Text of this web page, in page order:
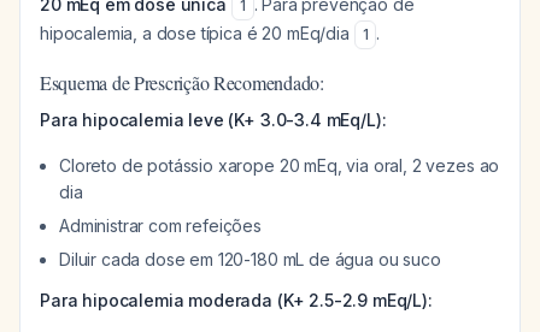
20 mEq em dose única
1 . Para prevenção de
hipocalemia, a dose típica é 20 mEq/dia
1 .
Esquema de Prescrição Recomendado:
Para hipocalemia leve (K+ 3.0-3.4 mEq/L):
Cloreto de potássio xarope 20 mEq, via oral, 2 vezes ao
dia
Administrar com refeições
Diluir cada dose em 120-180 mL de água ou suco
Para hipocalemia moderada (K+ 2.5-2.9 mEq/L):